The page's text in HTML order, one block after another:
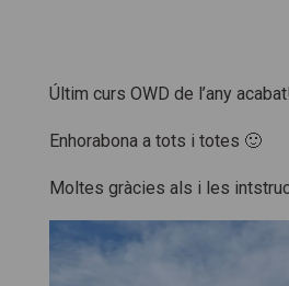
Últim curs OWD de l’any
Enhorabona a tots i totes 🙂
Moltes gràcies als i les